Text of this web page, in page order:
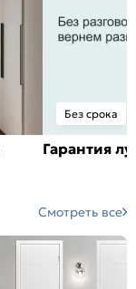
Без срока
Гарантия
Смотреть все